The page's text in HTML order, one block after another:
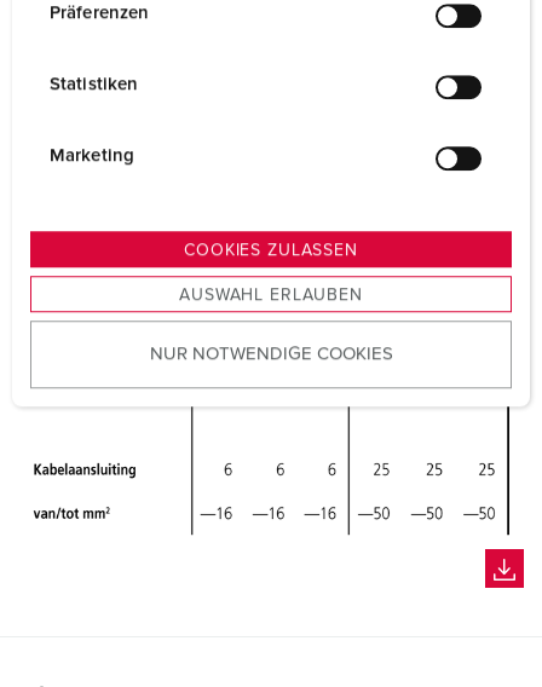
s
u
w
l
Präferenzen
Statistiken
Marketing
COOKIES ZULASSEN
AUSWAHL ERLAUBEN
NUR NOTWENDIGE COOKIES